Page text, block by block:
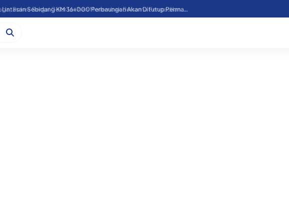
Atasi Laka Kereta Api, Lintasan Sebidang KM 36+000 Perbaungan Akan Ditutup Permanen